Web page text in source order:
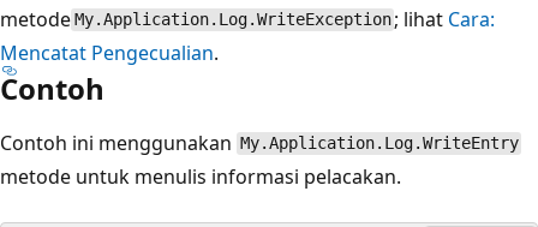
metodeMy.Application.Log.WriteException ; lihat Cara:
Mencatat Pengecualian.
Contoh
Contoh ini menggunakan My.Application.Log.WriteEntry
metode untuk menulis informasi pelacakan.